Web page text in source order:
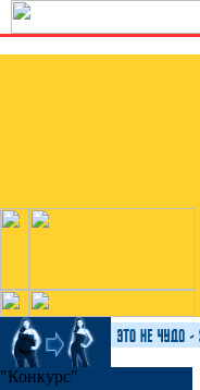
"Конкурс"